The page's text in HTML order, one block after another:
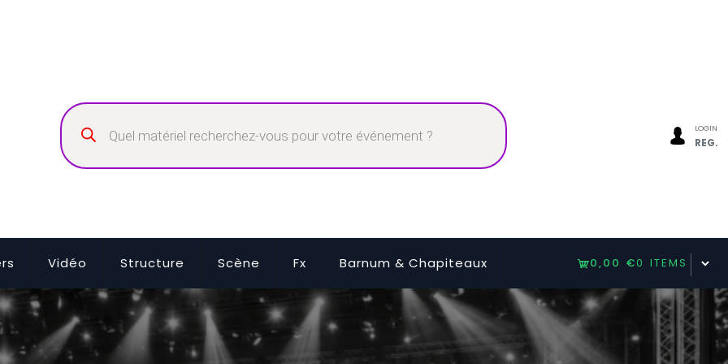
Recherche
de
produits
LOGIN
REG.
Vidéo Structure Scène Fx Barnum & Chapiteaux 0,00 €0 ITEMS